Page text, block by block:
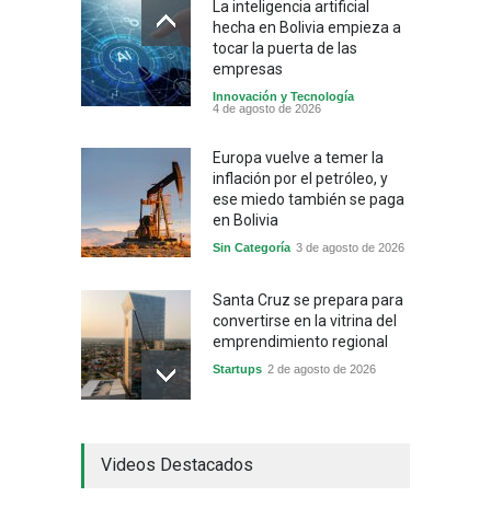
La inteligencia artificial
hecha en Bolivia empieza a
tocar la puerta de las
empresas
Innovación y Tecnología
4 de agosto de 2026
Europa vuelve a temer la
inflación por el petróleo, y
ese miedo también se paga
en Bolivia
Sin Categoría 3 de agosto de 2026
Santa Cruz se prepara para
convertirse en la vitrina del
emprendimiento regional
Startups 2 de agosto de 2026
industrial y el golpe puede
Videos Destacados